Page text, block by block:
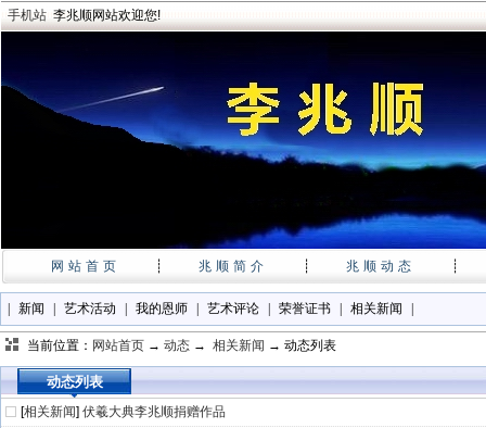
手机站 李兆顺网站欢迎您!
网站首页 ┊ 兆顺简介 ┊ 兆顺动态 ┊
新闻 艺术活动 我的恩师 艺术评论 荣誉证书 相关新闻
当前位置： 网站首页 → 动态 → 相关新闻 → 动态列表
动态列表
[相关新闻] 伏羲大典李兆顺捐赠作品